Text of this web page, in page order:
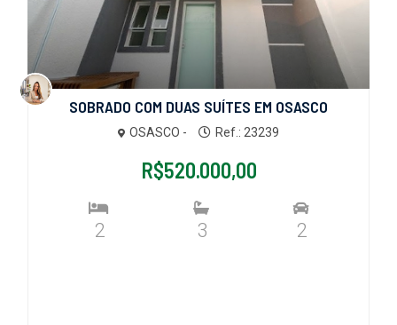
SOBRADO COM DUAS SUÍTES EM OSASCO
OSASCO - Ref.: 23239
R$520.000,00
2 3 2